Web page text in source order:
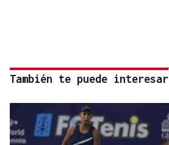
También te puede interesar